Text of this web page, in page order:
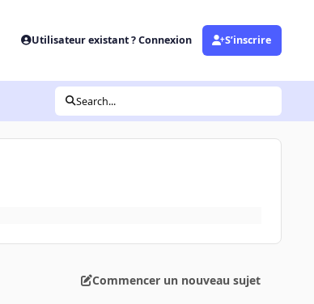
Utilisateur existant ? Connexion S’inscrire
Search...
Commencer un nouveau sujet